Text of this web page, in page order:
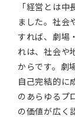
「経営とは
ました。社会
すれば、劇場
れは、社会や
からです。劇
自己完結的に
のあらゆるプ
の価値が広く